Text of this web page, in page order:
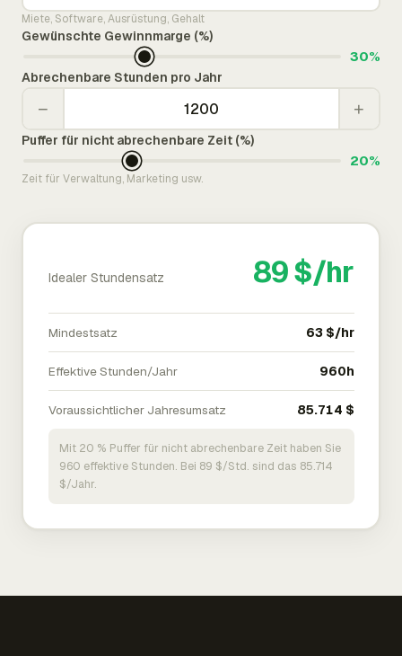
Miete, Software, Ausrüstung, Gehalt
Gewünschte Gewinnmarge (%)
30%
Abrechenbare Stunden pro Jahr
− +
Puffer für nicht abrechenbare Zeit (%)
20%
Zeit für Verwaltung, Marketing usw.
Idealer Stundensatz 89 $/hr
Mindestsatz 63 $/hr
Effektive Stunden/Jahr 960h
Voraussichtlicher Jahresumsatz 85.714 $
Mit 20 % Puffer für nicht abrechenbare Zeit haben Sie
960 effektive Stunden. Bei 89 $/Std. sind das 85.714
$/Jahr.